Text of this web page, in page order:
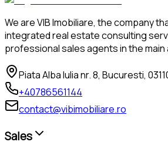
We are VIB Imobiliare, the company
integrated real estate consulting
professional sales agents in the
Piata Alba Iulia nr. 8, Bucuresti,
+40786561144
contact@vibimobiliare.ro
Sales